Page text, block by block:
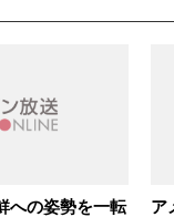
への姿勢を一転
ア